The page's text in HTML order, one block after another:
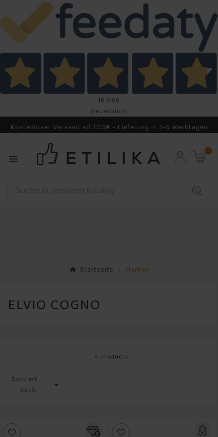
16.069
Recensioni
Kostenloser Versand ad 300€ - Lieferung in 3-5 Werktagen

0
Startseite Marken
ELVIO COGNO
4 products
Sortiert
nach:
